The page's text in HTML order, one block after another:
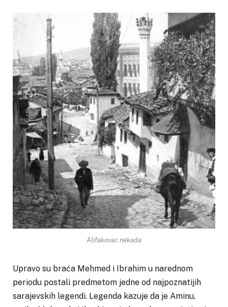
Alifakovac nekada
Upravo su braća Mehmed i Ibrahim u narednom
periodu postali predmetom jedne od najpoznatijih
sarajevskih legendi. Legenda kazuje da je Aminu,